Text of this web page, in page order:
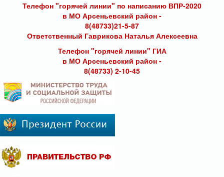
Телефон "горячей линии" по написанию ВПР-2020
в МО Арсеньевский район -
8(48733)21-5-87
Ответственный Гаврикова Наталья Алексеевна
Телефон "горячей линии" ГИА
в МО Арсеньевский район -
8(48733) 2-10-45